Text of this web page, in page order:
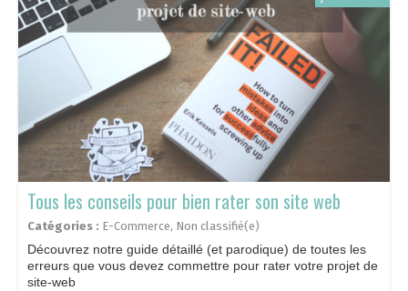
Tous les conseils pour bien rater son site web
Catégories : E-Commerce, Non classifié(e)
Découvrez notre guide détaillé (et parodique) de toutes les
erreurs que vous devez commettre pour rater votre projet de
site-web